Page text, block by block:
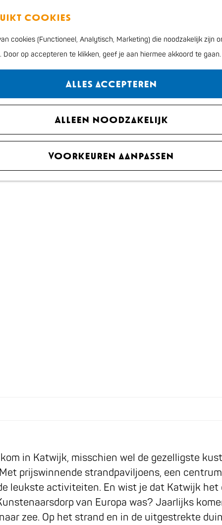
cookies
cookies (Functioneel, Analytisch, Marketing) die noodzakelijk zijn
op accepteren te klikken, geef je aan hiermee akkoord te gaan.
Alles accepteren
Alleen noodzakelijk
Voorkeuren aanpassen
Badplaats in de duinen
in Katwijk, misschien wel de gezelligste
prijswinnende strandpaviljoens, een
leukste activiteiten. En wist je dat Katwijk het
van Europa was? Jaarlijks
zee. Op het strand en in de uitgestrekte